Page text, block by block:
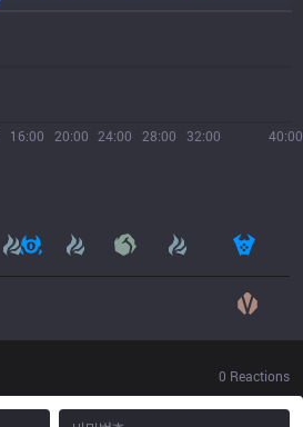
16:00 20:00 24:00 28:00 32:00 40:00
0 Reactions